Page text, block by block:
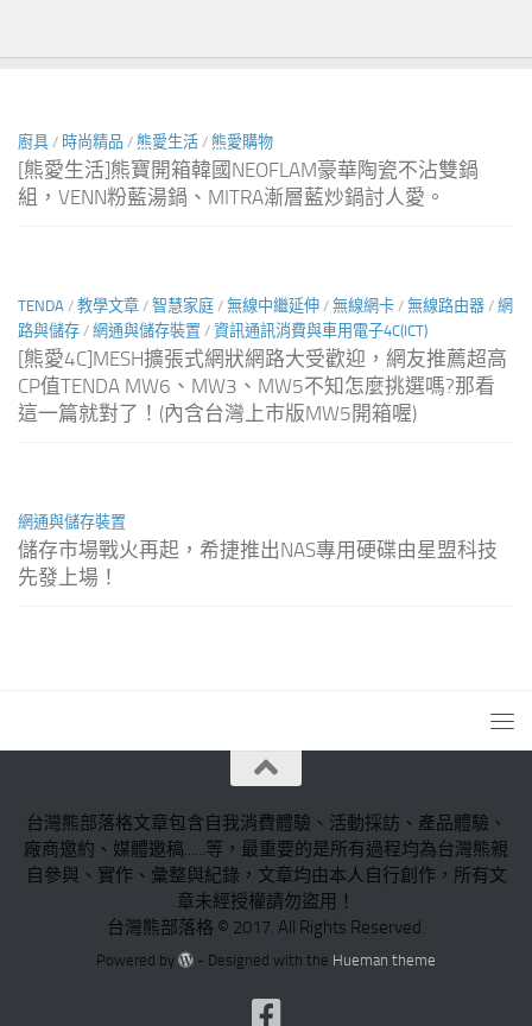
廚具 / 時尚精品 / 熊愛生活 / 熊愛購物
[熊愛生活]熊寶開箱韓國NEOFLAM豪華陶瓷不沾雙鍋
組，VENN粉藍湯鍋、MITRA漸層藍炒鍋討人愛。
TENDA / 教學文章 / 智慧家庭 / 無線中繼延伸 / 無線網卡 / 無線路由器 / 網
路與儲存 / 網通與儲存裝置 / 資訊通訊消費與車用電子4C(ICT)
[熊愛4C]MESH擴張式網狀網路大受歡迎，網友推薦超高
CP值TENDA MW6、MW3、MW5不知怎麼挑選嗎?那看
這一篇就對了！(內含台灣上市版MW5開箱喔)
網通與儲存裝置
儲存市場戰火再起，希捷推出NAS專用硬碟由星盟科技
先發上場！
台灣熊部落格文章包含自我消費體驗、活動採訪、產品體驗、
廠商邀約、媒體邀稿......等，最重要的是所有過程均為台灣熊親
自參與、實作、彙整與紀錄，文章均由本人自行創作，所有文
章未經授權請勿盜用！
台灣熊部落格 © 2017. All Rights Reserved.
Powered by - Designed with the Hueman theme